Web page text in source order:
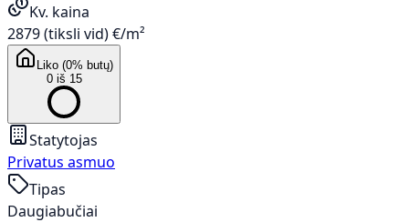
Kv. kaina
2879 (tiksli vid) €/m²
Liko (0% butų)
0 iš 15
Statytojas
Privatus asmuo
Tipas
Daugiabučiai